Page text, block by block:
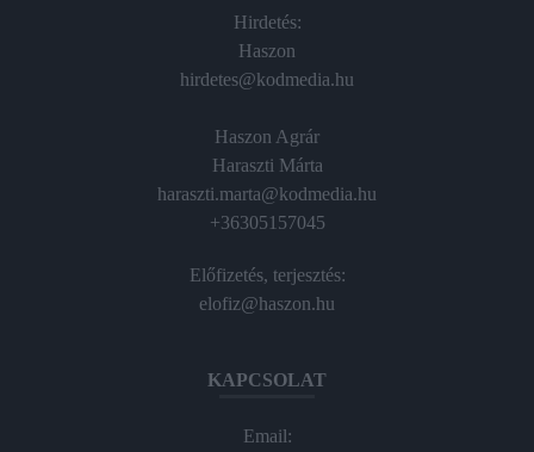
Hirdetés:
Haszon
hirdetes@kodmedia.hu
Haszon Agrár
Haraszti Márta
haraszti.marta@kodmedia.hu
+36305157045
Előfizetés, terjesztés:
elofiz@haszon.hu
KAPCSOLAT
Email: